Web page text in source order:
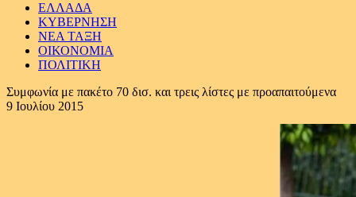
ΕΛΛΑΔΑ
ΚΥΒΕΡΝΗΣΗ
ΝΕΑ ΤΑΞΗ
ΟΙΚΟΝΟΜΙΑ
ΠΟΛΙΤΙΚΗ
Συμφωνία με πακέτο 70 δισ. και τρεις λίστες με προαπαιτούμενα
9 Ιουλίου 2015